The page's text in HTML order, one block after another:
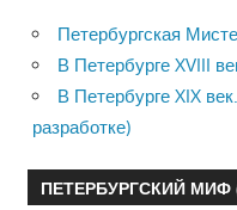
Петербургская
В Петербурге XVIII
В Петербурге XIX
разработке)
ПЕТЕРБУРГСКИЙ МИФ